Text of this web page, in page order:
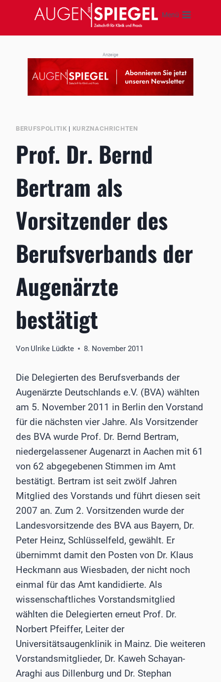
springen
Menü
Anzeige
BERUFSPOLITIK | KURZNACHRICHTEN
Prof. Dr. Bernd
Bertram als
Vorsitzender des
Berufsverbands der
Augenärzte
bestätigt
Von Ulrike Lüdkte 8. November 2011
Die Delegierten des Berufsverbands der
Augenärzte Deutschlands e.V. (BVA) wählten
am 5. November 2011 in Berlin den Vorstand
für die nächsten vier Jahre. Als Vorsitzender
des BVA wurde Prof. Dr. Bernd Bertram,
niedergelassener Augenarzt in Aachen mit 61
von 62 abgegebenen Stimmen im Amt
bestätigt. Bertram ist seit zwölf Jahren
Mitglied des Vorstands und führt diesen seit
2007 an. Zum 2. Vorsitzenden wurde der
Landesvorsitzende des BVA aus Bayern, Dr.
Peter Heinz, Schlüsselfeld, gewählt. Er
übernimmt damit den Posten von Dr. Klaus
Heckmann aus Wiesbaden, der nicht noch
einmal für das Amt kandidierte. Als
wissenschaftliches Vorstandsmitglied
wählten die Delegierten erneut Prof. Dr.
Norbert Pfeiffer, Leiter der
Universitätsaugenklinik in Mainz. Die weiteren
Vorstandsmitglieder, Dr. Kaweh Schayan-
Araghi aus Dillenburg und Dr. Stephan